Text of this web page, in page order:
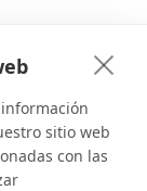
sitio web
con las